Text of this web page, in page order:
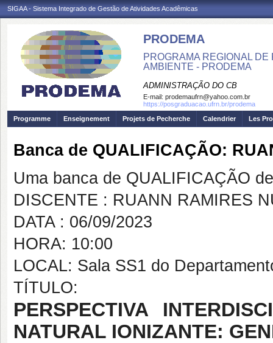
SIGAA - Sistema Integrado de Gestão de Atividades Acadêmicas
PRODEMA
PROGRAMA REGIONAL
AMBIENTE - PRODEMA
ADMINISTRAÇÃO DO CB
E-mail: prodemaufrn@yahoo.com.br
https://posgraduacao.ufrn.br/prodema
Programme
Enseignement Projets de Pecherche Calendrier Les
Banca de QUALIFICAÇÃO:
Uma banca de QUALIFICAÇÃO
DISCENTE : RUANN RAMIRES
DATA : 06/09/2023
HORA: 10:00
LOCAL: Sala SS1 do
TÍTULO:
PERSPECTIVA
NATURAL IONIZANTE: